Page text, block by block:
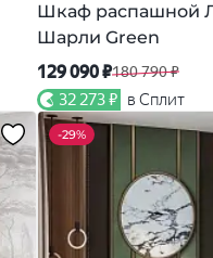
Шкаф распашной
Шарли Green
129 090 ₽180 790 ₽
32 273 ₽ в Сплит
-29%